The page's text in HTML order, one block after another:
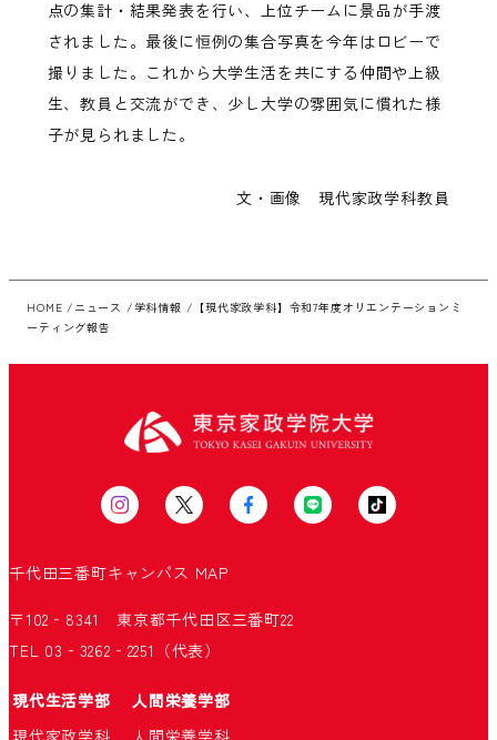
点の集計・結果発表を行い、上位チームに景品が手渡
されました。最後に恒例の集合写真を今年はロビーで
撮りました。これから大学生活を共にする仲間や上級
生、教員と交流ができ、少し大学の雰囲気に慣れた様
子が見られました。
文・画像 現代家政学科教員
HOME ニュース 学科情報
【現代家政学科】令和7年度オリエンテーションミ
ーティング報告
千代田三番町キャンパス MAP
〒102‐8341 東京都千代田区三番町22
TEL 03‐3262‐2251（代表）
現代生活学部
人間栄養学部
現代家政学科
人間栄養学科